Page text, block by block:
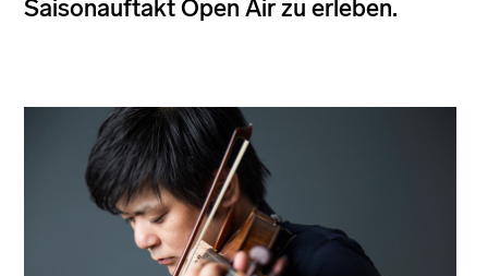
Saisonauftakt Open Air zu erleben.